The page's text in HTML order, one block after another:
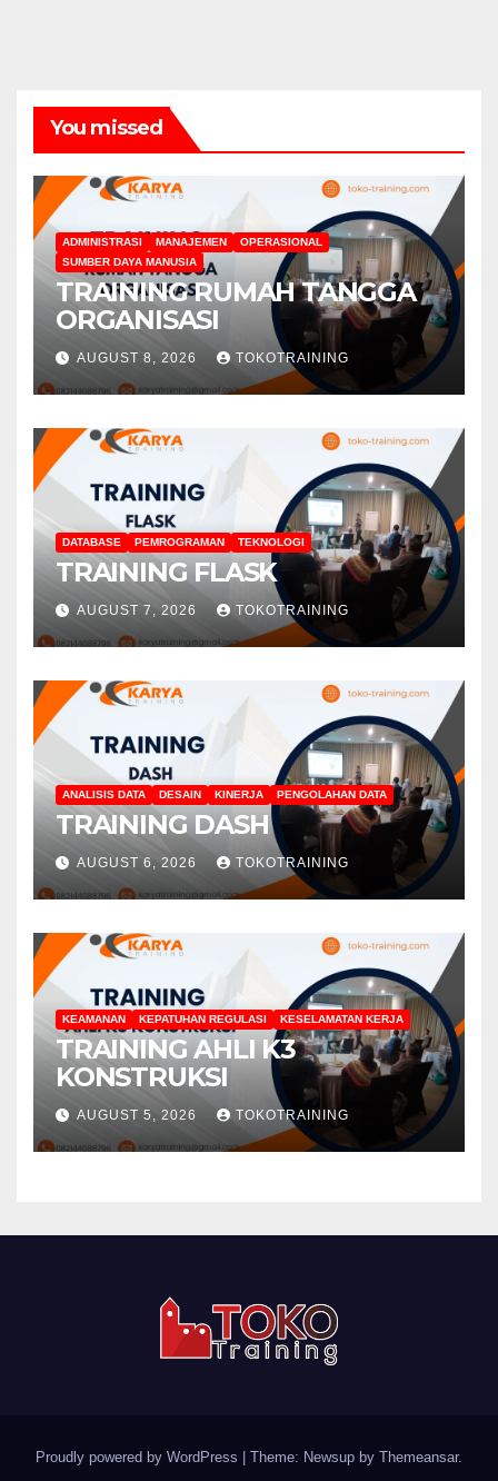
You missed
ADMINISTRASI MANAJEMEN
OPERASIONAL
SUMBER DAYA MANUSIA
TRAINING RUMAH TANGGA
ORGANISASI
AUGUST 8, 2026 TOKOTRAINING
DATABASE PEMROGRAMAN TEKNOLOGI
TRAINING FLASK
AUGUST 7, 2026 TOKOTRAINING
ANALISIS DATA DESAIN KINERJA PENGOLAHAN DATA
TRAINING DASH
AUGUST 6, 2026 TOKOTRAINING
KEAMANAN KEPATUHAN REGULASI KESELAMATAN KERJA
TRAINING AHLI K3
KONSTRUKSI
AUGUST 5, 2026 TOKOTRAINING
Proudly powered by WordPress Theme: Newsup by Themeansar.